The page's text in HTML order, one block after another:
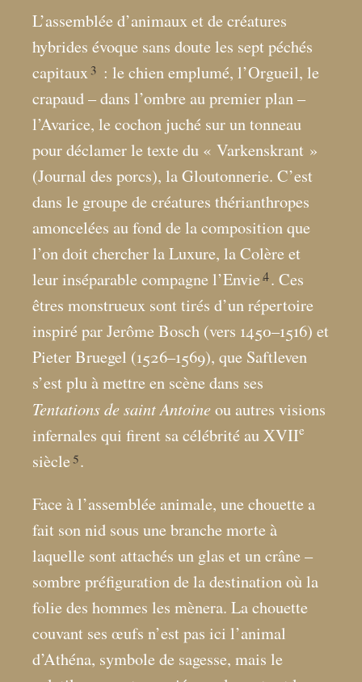
L’assemblée d’animaux et de créatures
hybrides évoque sans doute les sept péchés
capitaux 3 : le chien emplumé, l’Orgueil, le
crapaud – dans l’ombre au premier plan –
l’Avarice, le cochon juché sur un tonneau
pour déclamer le texte du « Varkenskrant »
(Journal des porcs), la Gloutonnerie. C’est
dans le groupe de créatures thérianthropes
amoncelées au fond de la composition que
l’on doit chercher la Luxure, la Colère et
leur inséparable compagne l’Envie 4 . Ces
êtres monstrueux sont tirés d’un répertoire
inspiré par Jerôme Bosch (vers 1450–1516) et
Pieter Bruegel (1526–1569), que Saftleven
s’est plu à mettre en scène dans ses
Tentations de saint Antoineou autres visions
infernales qui firent sa célébrité au XVIIe
siècle 5.
Face à l’assemblée animale, une chouette a
fait son nid sous une branche morte à
laquelle sont attachés un glas et un crâne –
sombre préfiguration de la destination où la
folie des hommes les mènera. La chouette
couvant ses œufs n’est pas ici l’animal
d’Athéna, symbole de sagesse, mais le